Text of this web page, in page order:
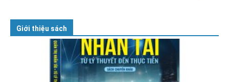
Giới thiệu sách